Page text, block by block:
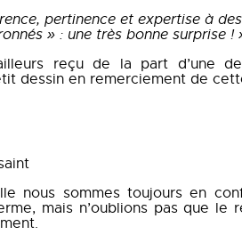
pertinence et expertise à
» : une très bonne surprise !
reçu de la part d’une
dessin en remerciement de
nous sommes toujours en
mais n’oublions pas que le